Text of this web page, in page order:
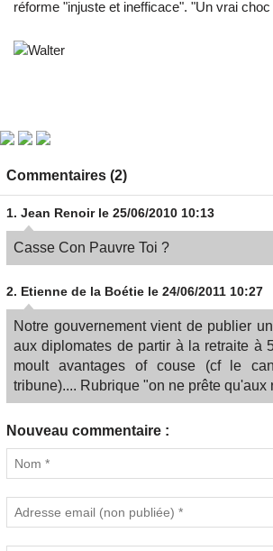
réforme "injuste et inefficace". "Un vrai
Commentaires (2)
1. Jean Renoir le 25/06/2010 10:13
Casse Con Pauvre Toi ?
2. Etienne de la Boétie le 24/06/2011 10:27
Notre gouvernement vient de publier
aux diplomates de partir à la retraite à
moult avantages of couse (cf le
tribune).... Rubrique "on ne prête qu'aux
Nouveau commentaire :